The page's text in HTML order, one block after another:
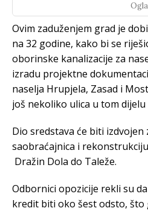
Ovim zaduženjem grad je
na 32 godine, kako bi se
oborinske kanalizacije za
izradu projektne
naselja Hrupjela, Zasad i
još nekoliko ulica u tom
Dio sredstava će biti izdvojen
saobraćajnica i
Dražin Dola do Taleže.
Odbornici opozicije rekli su
kredit biti oko šest odsto,